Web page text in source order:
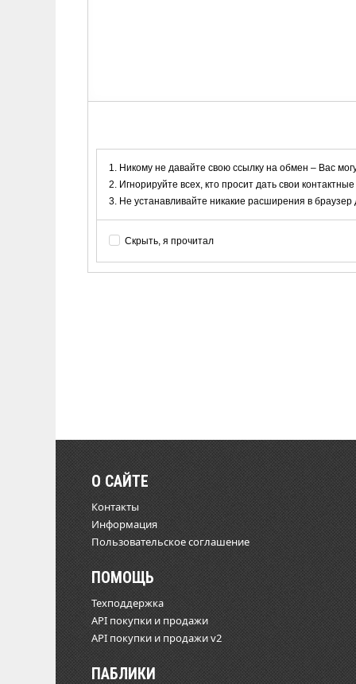
Никому не давайте свою ссылку на обмен – Вас
Игнорируйте всех, кто просит дать свои
Не устанавливайте никакие расширения в
Скрыть, я прочитал
О САЙТЕ
Контакты
Информация
Пользовательское соглашение
ПОМОЩЬ
Техподдержка
API покупки и продажи
API покупки и продажи v2
ПАБЛИКИ